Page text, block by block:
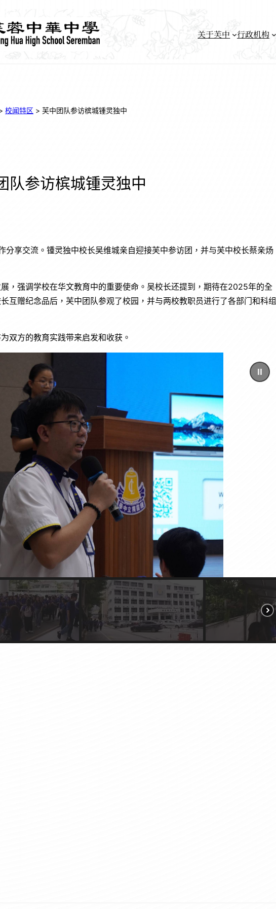
关于芙中 行政机构
校闻特区 > 芙中团队参访槟城锺灵独中
队参访槟城锺灵独中
享交流。锺灵独中校长吴维城亲自迎接芙中参访团，并与芙中校长蔡亲炀
，强调学校在华文教育中的重要使命。吴校长还提到，期待在2025年的全
互赠纪念品后，芙中团队参观了校园，并与两校教职员进行了各部门和科组
双方的教育实践带来启发和收获。